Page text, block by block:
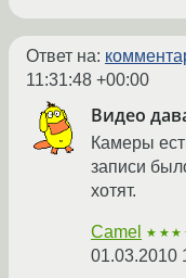
Ответ на:
11:31:48 +00:00
Видео
Камеры
записи
хотят.
Camel
01.03.2010